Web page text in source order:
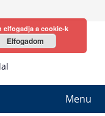
Menu
elfogadja a cookie-k
Elfogadom